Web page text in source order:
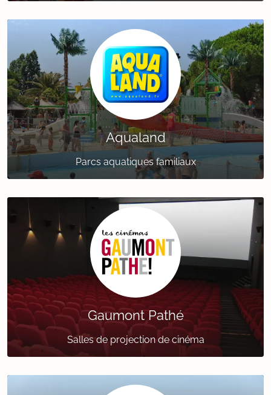
Aqualand
Parcs aquatiques familiaux
Gaumont Pathé
Salles de projection de cinéma